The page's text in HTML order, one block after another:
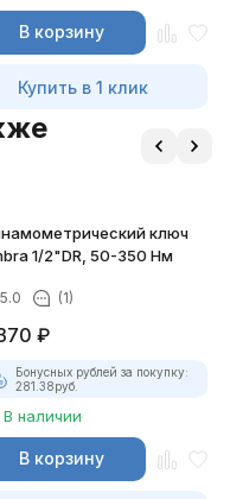
В корзину
Купить в 1 клик
ключ
1/2"DR, 50-350 Нм
5.0 (1)
₽
Бонусных рублей за покупку:
281.38руб.
В наличии
В корзину